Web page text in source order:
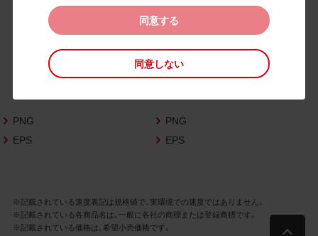
また、当社は、下記のCAD図データ利用規約
（以下「CAD図データ利用規約」といいます）
に同意いただいたお客様に限定して、本CA
D図ダウンロードページで公開している当
いいます）の利用を許諾いたします。
お客様が「同意する」ボタンをクリックされ
た場合、商品写真データ利用規約及びCAD
データ利用規約の記載事項は予告なく変更
されることがあります。各データをダウン
同意する
同意しない
PNG
EPS
PNG
EPS
※記載されている速度表記は規格値で、実環境での速度ではありません。
※記載されている各商品名は、一般に各社の商標または登録商標です。
※記載されている価格は、希望小売価格です。